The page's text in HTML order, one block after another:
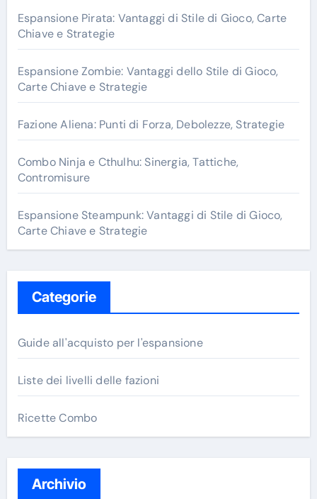
f
o
r
:
Espansione Pirata: Vantaggi di Stile di Gioco, Carte
Chiave e Strategie
Espansione Zombie: Vantaggi dello Stile di Gioco,
Carte Chiave e Strategie
Fazione Aliena: Punti di Forza, Debolezze, Strategie
Combo Ninja e Cthulhu: Sinergia, Tattiche,
Contromisure
Espansione Steampunk: Vantaggi di Stile di Gioco,
Carte Chiave e Strategie
Categorie
Guide all'acquisto per l'espansione
Liste dei livelli delle fazioni
Ricette Combo
Archivio